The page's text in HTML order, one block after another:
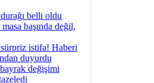
belli oldu
başında değil,
istifa! Haberi
duyurdu
değişimi